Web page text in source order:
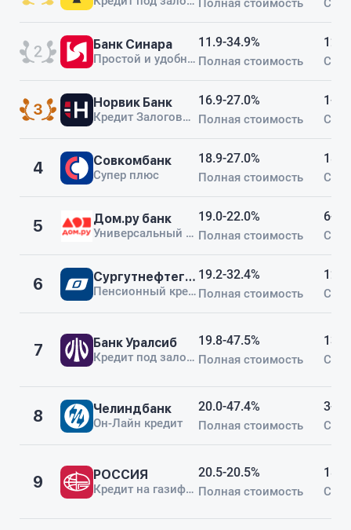
Полная стоимость Срок
Банк Синара
Простой и удобный кредит
11.9-34.9%
Полная стоимость
12-
Срок
Норвик Банк
Кредит Залоговый+
16.9-27.0%
Полная стоимость
1-
Срок
4 Совкомбанк
Супер плюс
18.9-27.0%
Полная стоимость
18-
Срок
5 Дом.ру банк
Универсальный кредит (под залог автомобиля)
19.0-22.0%
Полная стоимость
6-
Срок
6 Сургутнефтегазбанк
Пенсионный кредит
19.2-32.4%
Полная стоимость
12-
Срок
7 Банк Уралсиб
Кредит под залог авто
19.8-47.5%
Полная стоимость
13-
Срок
8 Челиндбанк
Он-Лайн кредит
20.0-47.4%
Полная стоимость
3-
Срок
9 РОССИЯ
Кредит на газификацию РФ
20.5-20.5%
Полная стоимость
18-
Срок